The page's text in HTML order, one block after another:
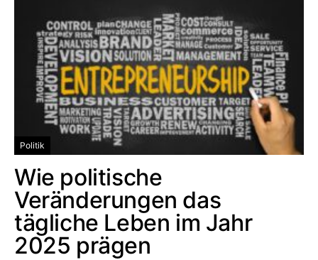
Politik
Wie politische
Veränderungen das
tägliche Leben im Jahr
2025 prägen